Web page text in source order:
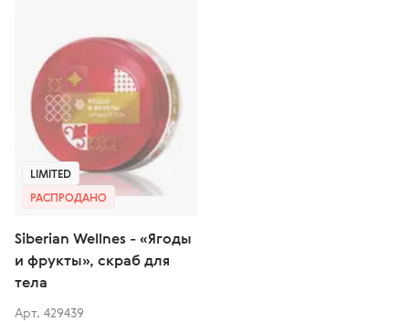
LIMITED
РАСПРОДАНО
Siberian Wellnes - «Ягоды
и фрукты», скраб для
тела
Арт. 429439